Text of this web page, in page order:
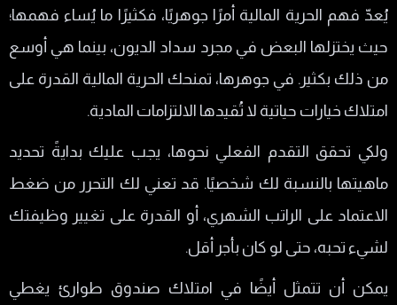
أهم العادات المالية التي تصنع الفرق
معادلة الحرية المالية: الإنفاق الذكي + الدخل
السلبي
ما معني الانفاق الذكي؟
ما هو الدخل السلبي؟
لماذا يعتمد الأغنياء على الدخل غير النشط؟
خطوات الوصول الي الحرية المالية
تحليل وضعك المالي الحالي
بناء مصادر دخل متعددة
يُعدّ فهم الحرية المالية أمرًا جوهريًا، فكثيرًا ما يُساء فهمها؛
حيث يختزلها البعض في مجرد سداد الديون، بينما هي أوسع
من ذلك بكثير. في جوهرها، تمنحك الحرية المالية القدرة على
امتلاك خيارات حياتية لا تُقيدها الالتزامات المادية.
ولكي تحقق التقدم الفعلي نحوها، يجب عليك بدايةً تحديد
ماهيتها بالنسبة لك شخصيًا. قد تعني لك التحرر من ضغط
الاعتماد على الراتب الشهري، أو القدرة على تغيير وظيفتك
لشيء تحبه، حتى لو كان بأجر أقل.
يمكن أن تتمثل أيضًا في امتلاك صندوق طوارئ يغطي